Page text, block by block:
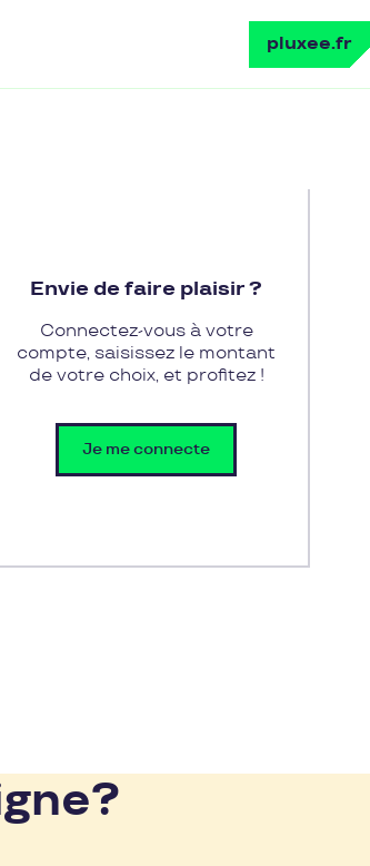
pluxee.fr
Envie de faire plaisir ?
Connectez-vous à votre
compte, saisissez le montant
de votre choix, et profitez !
Je me connecte